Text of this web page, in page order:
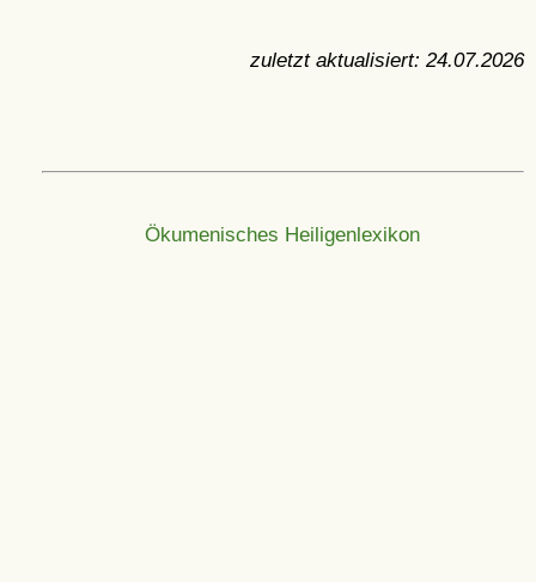
zuletzt aktualisiert: 24.07.2026
Ökumenisches Heiligenlexikon